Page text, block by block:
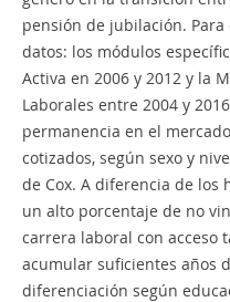
pensión de jubilación.
datos: los módulos
Activa en 2006 y 2012 y la
Laborales entre 2004 y
permanencia en el
cotizados, según sexo y
de Cox. A diferencia de los
un alto porcentaje de no
carrera laboral con acceso
acumular suficientes años
diferenciación según